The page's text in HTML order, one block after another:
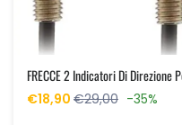
€18,90 €29,00 -35%